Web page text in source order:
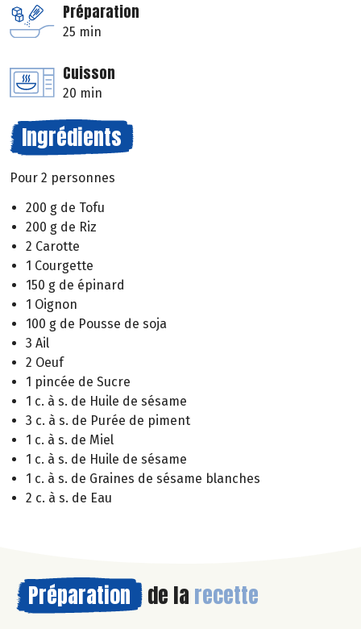
Préparation
25 min
Cuisson
20 min
Ingrédients
Pour 2 personnes
200 g de Tofu
200 g de Riz
2 Carotte
1 Courgette
150 g de épinard
1 Oignon
100 g de Pousse de soja
3 Ail
2 Oeuf
1 pincée de Sucre
1 c. à s. de Huile de sésame
3 c. à s. de Purée de piment
1 c. à s. de Miel
1 c. à s. de Huile de sésame
1 c. à s. de Graines de sésame blanches
2 c. à s. de Eau
Préparation de la recette